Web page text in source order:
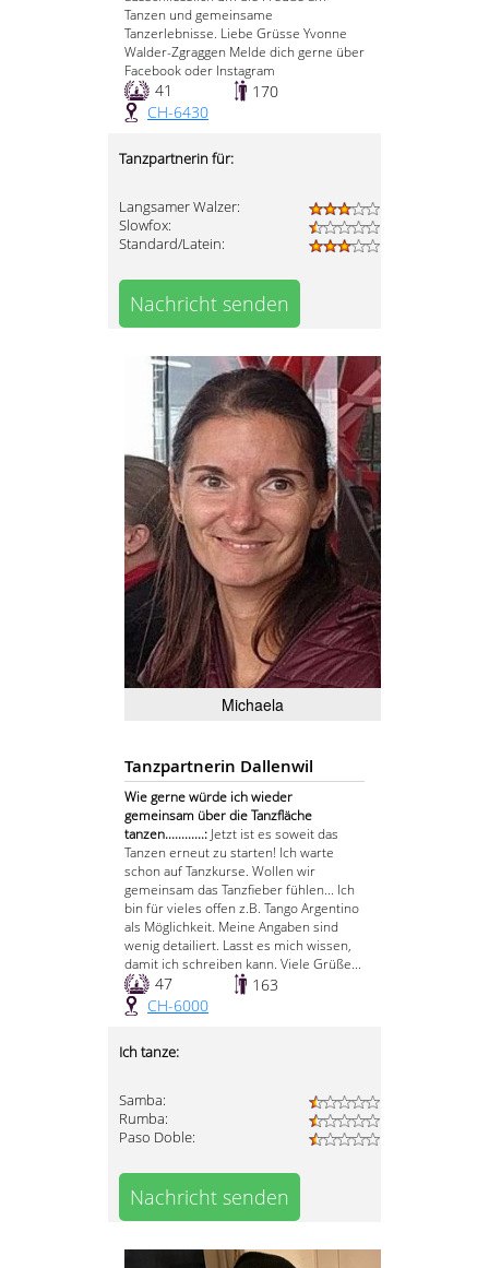
Tanzen und gemeinsame
Tanzerlebnisse. Liebe Grüsse Yvonne
Walder-Zgraggen Melde dich gerne über
Facebook oder Instagram
41
170
CH-6430
Tanzpartnerin für:
Langsamer Walzer:
Slowfox:
Standard/Latein:
Nachricht senden
Michaela
Tanzpartnerin Dallenwil
Wie gerne würde ich wieder
gemeinsam über die Tanzfläche
tanzen............: Jetzt ist es soweit das
Tanzen erneut zu starten! Ich warte
schon auf Tanzkurse. Wollen wir
gemeinsam das Tanzfieber fühlen... Ich
bin für vieles offen z.B. Tango Argentino
als Möglichkeit. Meine Angaben sind
wenig detailiert. Lasst es mich wissen,
damit ich schreiben kann. Viele Grüße...
47
163
CH-6000
Ich tanze:
Samba:
Rumba:
Paso Doble:
Nachricht senden